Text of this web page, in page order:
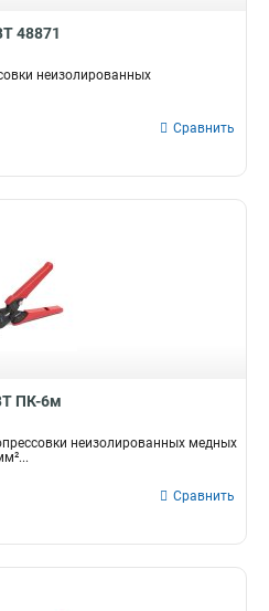
48871
неизолированных
Сравнить
ПК-6м
неизолированных медных
Сравнить